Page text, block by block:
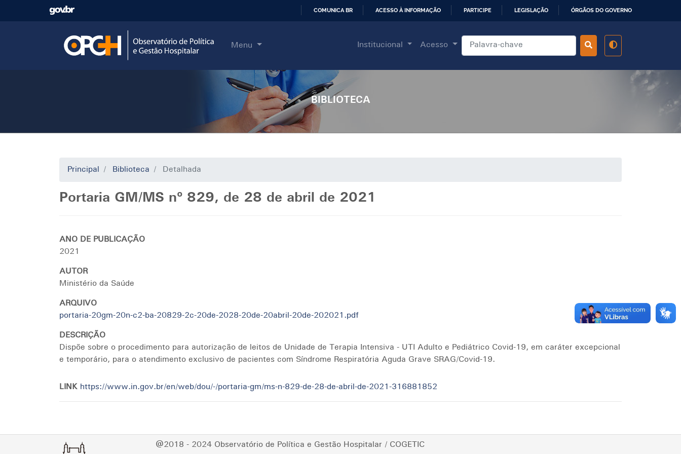
COMUNICA BR ACESSO À INFORMAÇÃO PARTICIPE LEGISLAÇÃO ÓRGÃOS DO GOVERNO
Menu Institucional Acesso
BIBLIOTECA
Principal Biblioteca Detalhada
Portaria GM/MS nº 829, de 28 de abril de 2021
ANO DE PUBLICAÇÃO
2021
AUTOR
Ministério da Saúde
ARQUIVO
portaria-20gm-20n-c2-ba-20829-2c-20de-2028-20de-20abril-20de-202021.pdf
DESCRIÇÃO
Dispõe sobre o procedimento para autorização de leitos de Unidade de Terapia Intensiva - UTI Adulto e Pediátrico Covid-19, em caráter excepcional
e temporário, para o atendimento exclusivo de pacientes com Síndrome Respiratória Aguda Grave SRAG/Covid-19.
LINK https://www.in.gov.br/en/web/dou/-/portaria-gm/ms-n-829-de-28-de-abril-de-2021-316881852
@2018 - 2024 Observatório de Política e Gestão Hospitalar / COGETIC